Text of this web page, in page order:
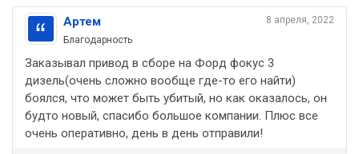
8 апреля, 2022
Артем
Благодарность
Заказывал привод в сборе на Форд фокус 3
дизель(очень сложно вообще где-то его найти)
боялся, что может быть убитый, но как оказалось, он
будто новый, спасибо большое компании. Плюс все
очень оперативно, день в день отправили!